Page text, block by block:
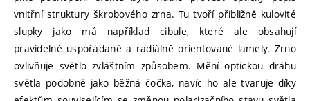
vnitřní struktury škrobového zrna. Tu tvoří přibližně kulovité
slupky jako má například cibule, které ale obsahují
pravidelně uspořádané a radiálně orientované lamely. Zrno
ovlivňuje světlo zvláštním způsobem. Mění optickou dráhu
světla podobně jako běžná čočka, navíc ho ale tvaruje díky